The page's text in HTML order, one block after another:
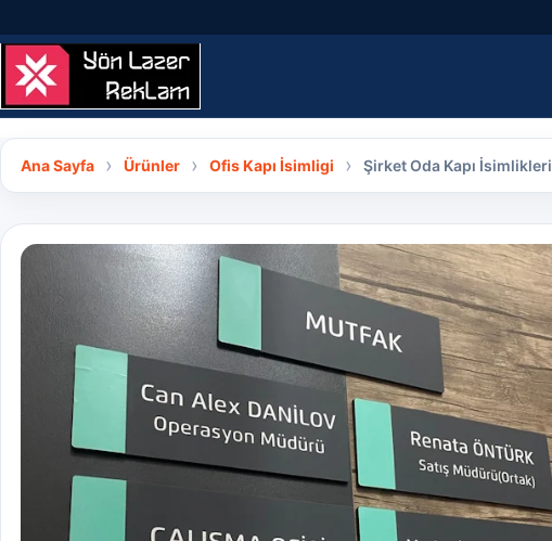
Ana Sayfa Ürünler Ofis Kapı İsimligi Şirket Oda Kapı İsimlikleri